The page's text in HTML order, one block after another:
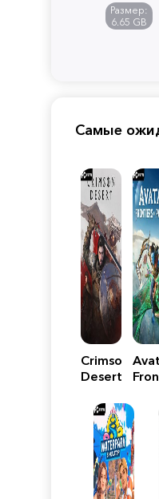
Размер:
6.65 GB
Самые
Crimson
Desert